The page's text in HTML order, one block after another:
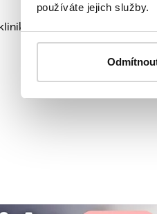
používáte jejich služby.
Prag, Tschechien